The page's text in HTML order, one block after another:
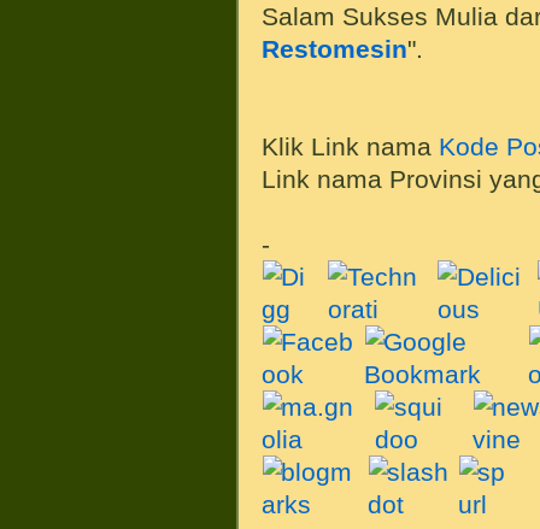
Salam Sukses Mulia
Restomesin".
Klik Link nama Kode
Link nama Provinsi
-